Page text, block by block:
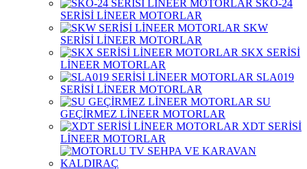
SKO-24
SERİSİ LİNEER MOTORLAR
SKW
SERİSİ LİNEER MOTORLAR
SKX SERİSİ
LİNEER MOTORLAR
SLA019
SERİSİ LİNEER MOTORLAR
SU
GEÇİRMEZ LİNEER MOTORLAR
XDT SERİSİ
LİNEER MOTORLAR